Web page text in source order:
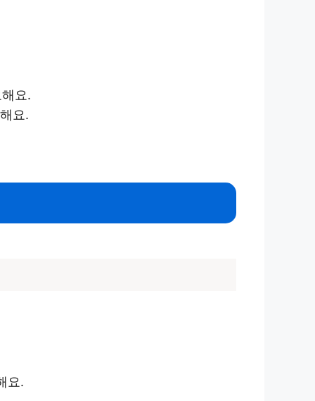
요.
요.
요.